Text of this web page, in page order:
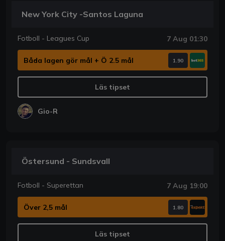
New York City -Santos Laguna
Fotboll - Leagues Cup 7 Aug 01:30
Båda lagen gör mål + Ö 2.5 mål 1.90
Läs tipset
Gio-R
Östersund - Sundsvall
Fotboll - Superettan 7 Aug 19:00
Över 2,5 mål 1.80
Läs tipset